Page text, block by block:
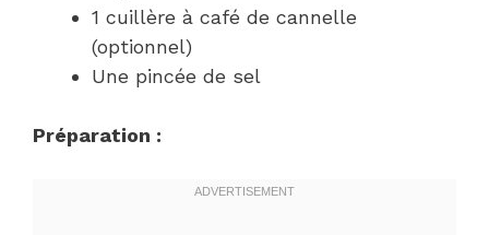
1 cuillère à café de cannelle
(optionnel)
Une pincée de sel
Préparation :